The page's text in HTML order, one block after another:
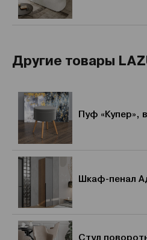
Другие товары
Пуф «Купер»,
Шкаф-пенал
Стул